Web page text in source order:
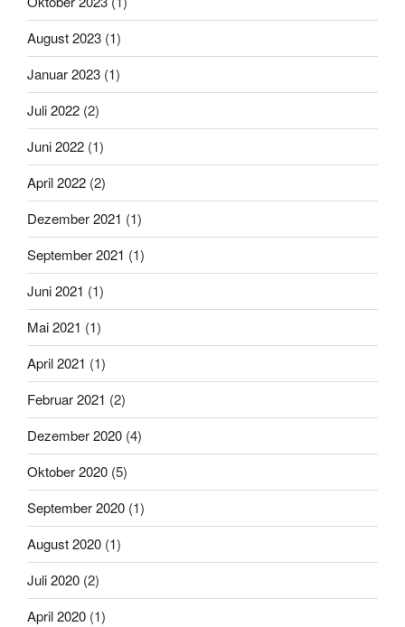
August 2023 (1)
Januar 2023 (1)
Juli 2022 (2)
Juni 2022 (1)
April 2022 (2)
Dezember 2021 (1)
September 2021 (1)
Juni 2021 (1)
Mai 2021 (1)
April 2021 (1)
Februar 2021 (2)
Dezember 2020 (4)
Oktober 2020 (5)
September 2020 (1)
August 2020 (1)
Juli 2020 (2)
April 2020 (1)